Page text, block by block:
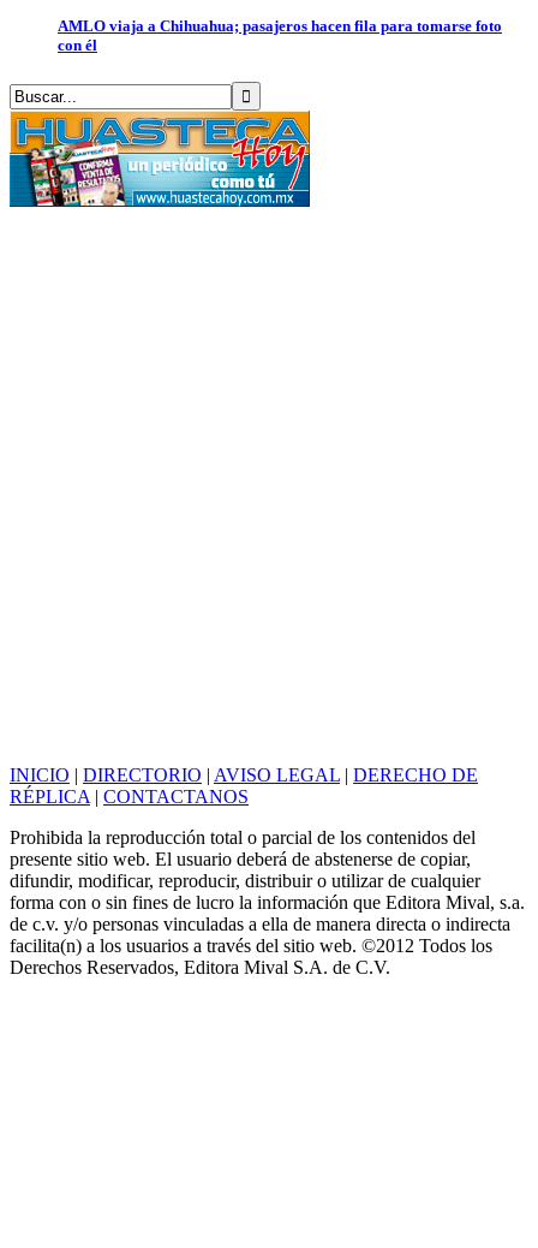
AMLO viaja a Chihuahua; pasajeros hacen fila para tomarse foto
con él
INICIO | DIRECTORIO | AVISO LEGAL | DERECHO DE
RÉPLICA | CONTACTANOS
Prohibida la reproducción total o parcial de los contenidos del
presente sitio web. El usuario deberá de abstenerse de copiar,
difundir, modificar, reproducir, distribuir o utilizar de cualquier
forma con o sin fines de lucro la información que Editora Mival, s.a.
de c.v. y/o personas vinculadas a ella de manera directa o indirecta
facilita(n) a los usuarios a través del sitio web. ©2012 Todos los
Derechos Reservados, Editora Mival S.A. de C.V.